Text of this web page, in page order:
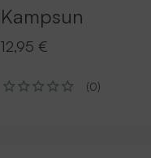
Kampsun
12,95 €
(0)